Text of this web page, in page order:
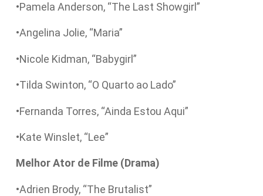
•Pamela Anderson, “The Last Showgirl”
•Angelina Jolie, “Maria”
•Nicole Kidman, “Babygirl”
•Tilda Swinton, “O Quarto ao Lado”
•Fernanda Torres, “Ainda Estou Aqui”
•Kate Winslet, “Lee”
Melhor Ator de Filme (Drama)
•Adrien Brody, “The Brutalist”